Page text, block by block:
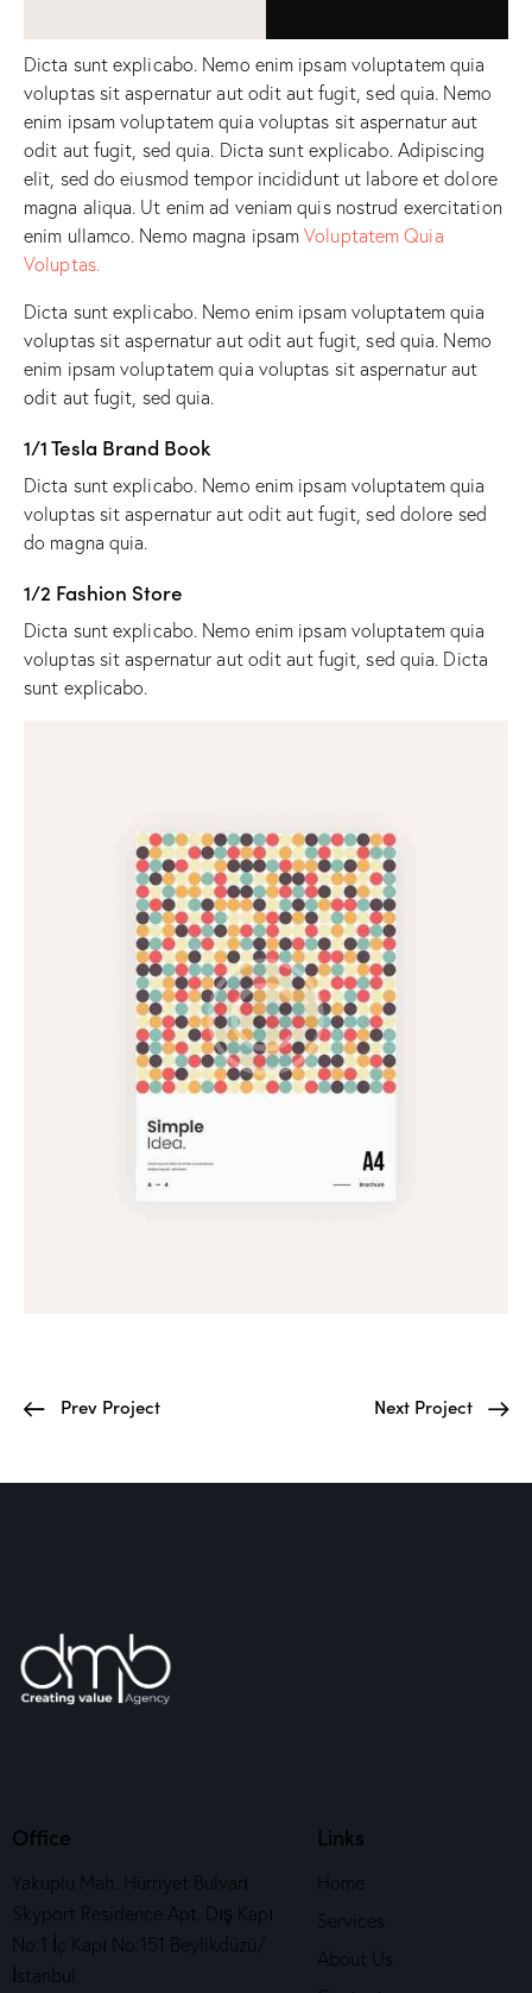
Dicta sunt explicabo. Nemo enim ipsam voluptatem quia
voluptas sit aspernatur aut odit aut fugit, sed quia. Nemo
enim ipsam voluptatem quia voluptas sit aspernatur aut
odit aut fugit, sed quia. Dicta sunt explicabo. Adipiscing
elit, sed do eiusmod tempor incididunt ut labore et dolore
magna aliqua. Ut enim ad veniam quis nostrud exercitation
enim ullamco. Nemo magna ipsamVoluptatem Quia
Voluptas.
Dicta sunt explicabo. Nemo enim ipsam voluptatem quia
voluptas sit aspernatur aut odit aut fugit, sed quia. Nemo
enim ipsam voluptatem quia voluptas sit aspernatur aut
odit aut fugit, sed quia.
1/1 Tesla Brand Book
Dicta sunt explicabo. Nemo enim ipsam voluptatem quia
voluptas sit aspernatur aut odit aut fugit, sed dolore sed
do magna quia.
1/2 Fashion Store
Dicta sunt explicabo. Nemo enim ipsam voluptatem quia
voluptas sit aspernatur aut odit aut fugit, sed quia. Dicta
sunt explicabo.
Prev Project Next Project
Office
Yakuplu Mah. Hürriyet Bulvarı
Skyport Residence Apt. Dış Kapı
No:1 İç Kapı No:151 Beylikdüzü/
İstanbul
Links
Home
Services
About Us